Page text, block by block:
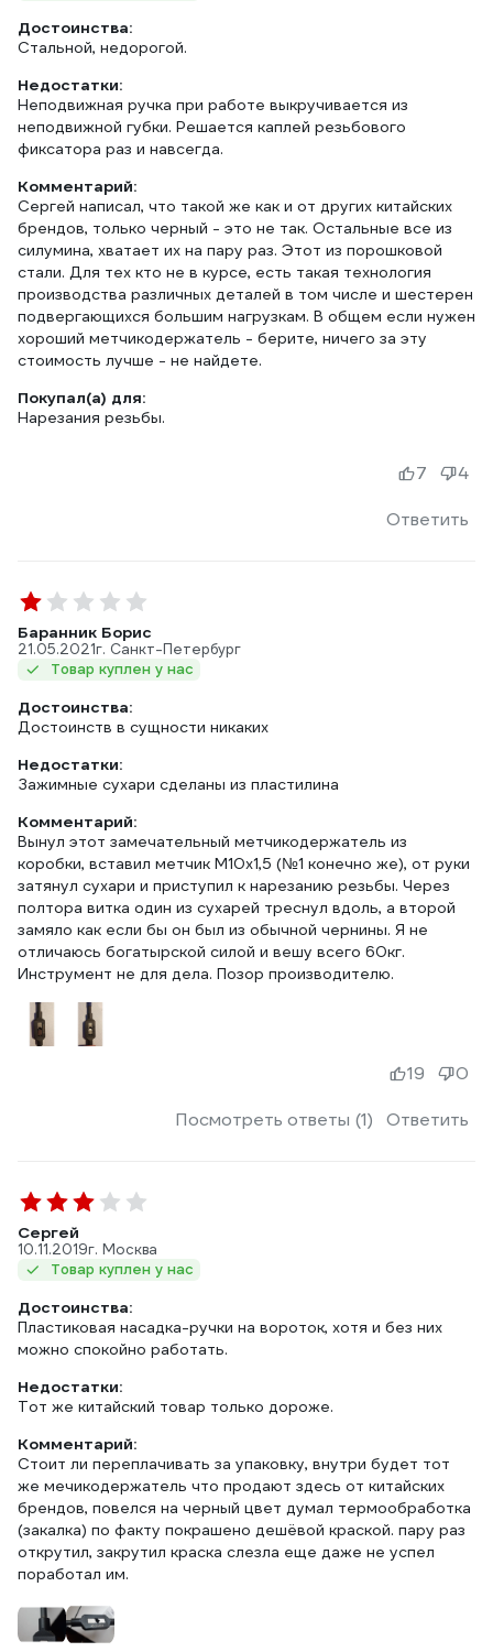
Достоинства:
Стальной, недорогой.
Недостатки:
Неподвижная ручка при работе выкручивается из
неподвижной губки. Решается каплей резьбового
фиксатора раз и навсегда.
Комментарий:
Сергей написал, что такой же как и от других китайских
брендов, только черный - это не так. Остальные все из
силумина, хватает их на пару раз. Этот из порошковой
стали. Для тех кто не в курсе, есть такая технология
производства различных деталей в том числе и шестерен
подвергающихся большим нагрузкам. В общем если нужен
хороший метчикодержатель - берите, ничего за эту
стоимость лучше - не найдете.
Покупал(а) для:
Нарезания резьбы.
Ответить
7 4
Баранник Борис
21.05.2021г. Санкт-Петербург
Товар куплен у нас
Достоинства:
Достоинств в сущности никаких
Недостатки:
Зажимные сухари сделаны из пластилина
Комментарий:
Вынул этот замечательный метчикодержатель из
коробки, вставил метчик М10х1,5 (№1 конечно же), от руки
затянул сухари и приступил к нарезанию резьбы. Через
полтора витка один из сухарей треснул вдоль, а второй
замяло как если бы он был из обычной чернины. Я не
отличаюсь богатырской силой и вешу всего 60кг.
Инструмент не для дела. Позор производителю.
Посмотреть ответы (1) Ответить
19 0
Сергей
10.11.2019г. Москва
Товар куплен у нас
Достоинства:
Пластиковая насадка-ручки на вороток, хотя и без них
можно спокойно работать.
Недостатки:
Тот же китайский товар только дороже.
Комментарий:
Стоит ли переплачивать за упаковку, внутри будет тот
же мечикодержатель что продают здесь от китайских
брендов, повелся на черный цвет думал термообработка
(закалка) по факту покрашено дешёвой краской. пару раз
открутил, закрутил краска слезла еще даже не успел
поработал им.